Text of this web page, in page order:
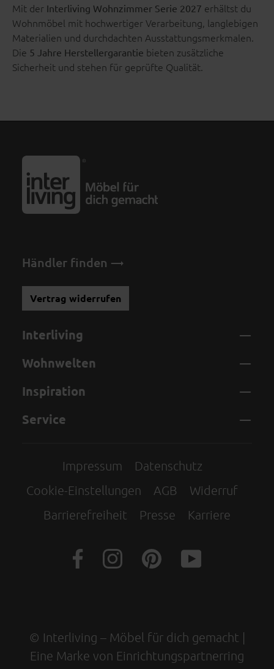
Mit der Interliving Wohnzimmer Serie 2027 erhältst du
Wohnmöbel mit hochwertiger Verarbeitung, langlebigen
Materialien und durchdachten Ausstattungsmerkmalen.
Die 5 Jahre Herstellergarantie bieten zusätzliche
Sicherheit und stehen für geprüfte Qualität.
Händler finden
Vertrag widerrufen
Interliving
Wohnwelten
Inspiration
Service
Impressum
Datenschutz
Cookie-Einstellungen
AGB
Widerruf
Barrierefreiheit
Presse Karriere
© Interliving – Möbel für dich gemacht |
Eine Marke von Einrichtungspartnerring